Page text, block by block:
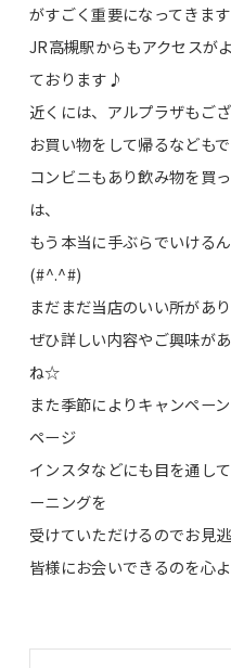
がすごく重要になってきます
JR高槻駅からもアクセスが
ております♪
近くには、アルプラザもご
お買い物をして帰るなども
コンビニもあり飲み物を買
は、
もう本当に手ぶらでいける
(#^.^#)
まだまだ当店のいい所があ
ぜひ詳しい内容やご興味が
ね☆
また季節によりキャンペー
ページ
インスタなどにも目を通し
ーニングを
受けていただけるのでお見
皆様にお会いできるのを心